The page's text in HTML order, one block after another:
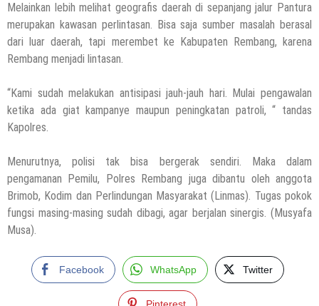
Melainkan lebih melihat geografis daerah di sepanjang jalur Pantura
merupakan kawasan perlintasan. Bisa saja sumber masalah berasal
dari luar daerah, tapi merembet ke Kabupaten Rembang, karena
Rembang menjadi lintasan.
“Kami sudah melakukan antisipasi jauh-jauh hari. Mulai pengawalan
ketika ada giat kampanye maupun peningkatan patroli, “ tandas
Kapolres.
Menurutnya, polisi tak bisa bergerak sendiri. Maka dalam
pengamanan Pemilu, Polres Rembang juga dibantu oleh anggota
Brimob, Kodim dan Perlindungan Masyarakat (Linmas). Tugas pokok
fungsi masing-masing sudah dibagi, agar berjalan sinergis. (Musyafa
Musa).
Facebook WhatsApp Twitter